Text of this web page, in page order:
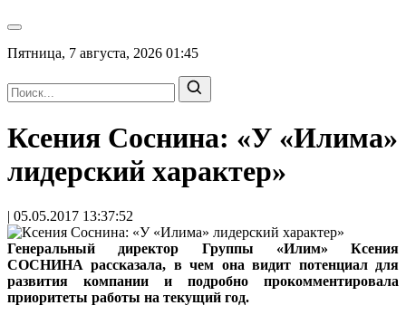
Пятница, 7 августа, 2026 01:45
Ксения Соснина: «У «Илима»
лидерский характер»
| 05.05.2017 13:37:52
Генеральный директор Группы «Илим» Ксения
СОСНИНА рассказала, в чем она видит потенциал для
развития компании и подробно прокомментировала
приоритеты работы на текущий год.